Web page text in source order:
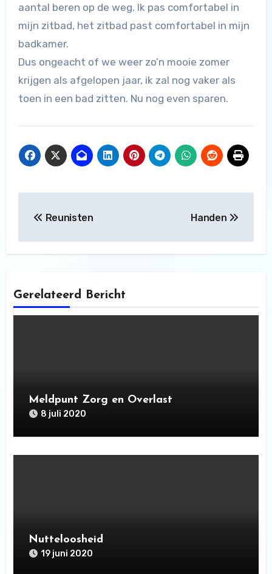
aantal beren op de weg. Ik pas comfortabel in
mijn zitbad, het zitbad past comfortabel in mijn
badkamer.
Dus ongeacht of we weer zo’n mooie zomer
krijgen als afgelopen jaar, ik zal nog vaker als
toen in een bad zitten. Nu nog even sparen.
Reunisten Handen
Gerelateerd Bericht
Meldpunt Zorg en Overlast
8 juli 2020
Nutteloosheid
19 juni 2020